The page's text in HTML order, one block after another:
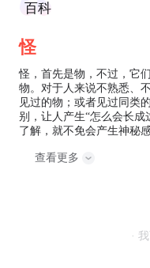
百科
怪
怪，首先是物，不过，它
物。对于人来说不熟悉、
见过的物；或者见过同类
别，让人产生“怎么会长成
了解，就不免会产生神秘
查看更多
·